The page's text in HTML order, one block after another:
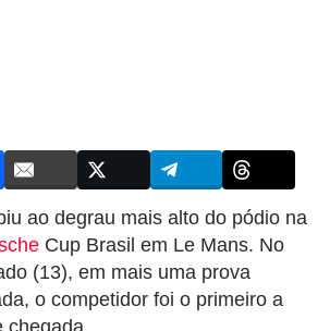
ao degrau mais alto do pódio na
Cup Brasil em Le Mans. No
(13), em mais uma prova
o competidor foi o primeiro a
chegada.